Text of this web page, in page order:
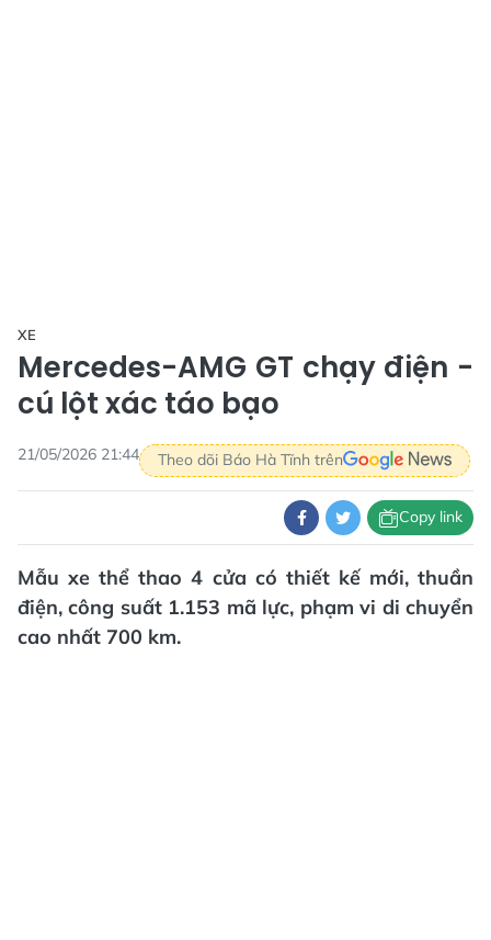
XE
Mercedes-AMG GT chạy điện -
cú lột xác táo bạo
21/05/2026 21:44 Theo dõi Báo Hà Tĩnh trên
Copy link
Mẫu xe thể thao 4 cửa có thiết kế mới, thuần
điện, công suất 1.153 mã lực, phạm vi di chuyển
cao nhất 700 km.